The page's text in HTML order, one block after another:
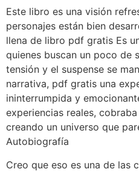
Este libro es una visión
personajes están bien
llena de libro pdf gratis Es
quienes buscan un poco de
tensión y el suspense se
narrativa, pdf gratis una
ininterrumpida y
experiencias reales,
creando un universo que
Autobiografía
Creo que eso es una de las